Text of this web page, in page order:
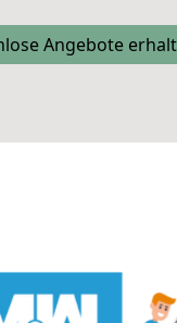
Angebote